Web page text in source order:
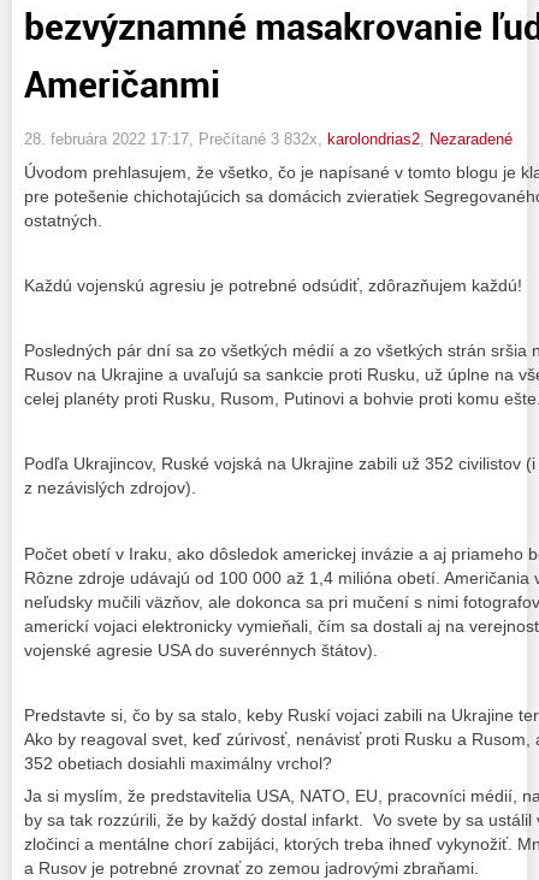
bezvýznamné masakrovanie
Američanmi
28. februára 2022 17:17 , Prečítané 3 832x, karolondrias2 Nezaradené
Úvodom prehlasujem, že všetko, čo je napísané v tomto blogu je
pre potešenie chichotajúcich sa domácich zvieratiek
ostatných.
Každú vojenskú agresiu je potrebné odsúdiť, zdôrazňujem každú!
Posledných pár dní sa zo všetkých médií a zo všetkých strán sršia
Rusov na Ukrajine a uvaľujú sa sankcie proti Rusku, už úplne na
celej planéty proti Rusku, Rusom, Putinovi a bohvie proti komu
Podľa Ukrajincov, Ruské vojská na Ukrajine zabili už 352 civilistov
z nezávislých zdrojov).
Počet obetí v Iraku, ako dôsledok americkej invázie a aj priameho
Rôzne zdroje udávajú od 100 000 až 1,4 milióna obetí. Američania
neľudsky mučili väzňov, ale dokonca sa pri mučení s nimi
americkí vojaci elektronicky vymieňali, čím sa dostali aj na
vojenské agresie USA do suverénnych štátov).
Predstavte si, čo by sa stalo, keby Ruskí vojaci zabili na Ukrajine
Ako by reagoval svet, keď zúrivosť, nenávisť proti Rusku a Rusom,
352 obetiach dosiahli maximálny vrchol?
Ja si myslím, že predstavitelia USA, NATO, EU, pracovníci médií,
by sa tak rozzúrili, že by každý dostal infarkt. Vo svete by sa ustálil
zločinci a mentálne chorí zabijáci, ktorých treba ihneď vykynožiť.
a Rusov je potrebné zrovnať zo zemou jadrovými zbraňami.